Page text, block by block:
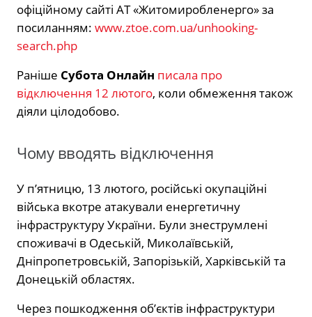
офіційному сайті АТ «Житомиробленерго» за
посиланням: www.ztoe.com.ua/unhooking-
search.php
Раніше Субота Онлайн писала про
відключення 12 лютого, коли обмеження також
діяли цілодобово.
Чому вводять відключення
У п’ятницю, 13 лютого, російські окупаційні
війська вкотре атакували енергетичну
інфраструктуру України. Були знеструмлені
споживачі в Одеській, Миколаївській,
Дніпропетровській, Запорізькій, Харківській та
Донецькій областях.
Через пошкодження об’єктів інфраструктури